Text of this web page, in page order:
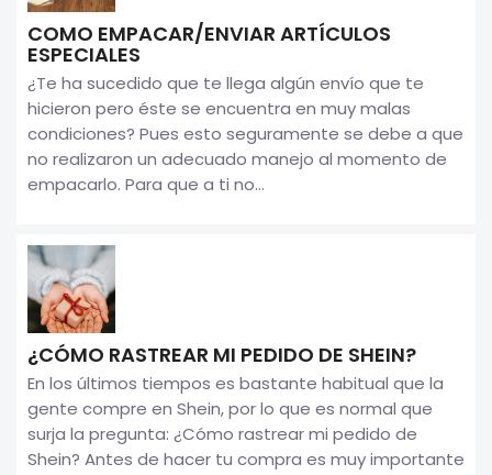
COMO EMPACAR/ENVIAR ARTÍCULOS
ESPECIALES
¿Te ha sucedido que te llega algún envío que te
hicieron pero éste se encuentra en muy malas
condiciones? Pues esto seguramente se debe a que
no realizaron un adecuado manejo al momento de
empacarlo. Para que a ti no...
¿CÓMO RASTREAR MI PEDIDO DE SHEIN?
En los últimos tiempos es bastante habitual que la
gente compre en Shein, por lo que es normal que
surja la pregunta: ¿Cómo rastrear mi pedido de
Shein? Antes de hacer tu compra es muy importante